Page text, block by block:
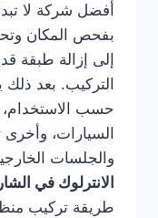
أفضل شركة لا
بفحص المكان
إلى إزالة طبقة
التركيب. بعد ذلك
حسب الاستخدام،
السيارات،
والجلسات
الانترلوك في
طريقة تركيب